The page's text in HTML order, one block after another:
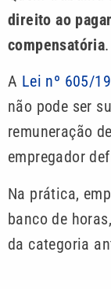
direito ao
compensatória.
A Lei nº 605/
não pode ser
remuneração
empregador
Na prática,
banco de
da categoria